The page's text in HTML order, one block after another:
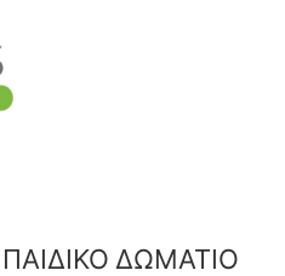
ΠΑΙΔΙΚΟ ΔΩΜΑΤΙΟ